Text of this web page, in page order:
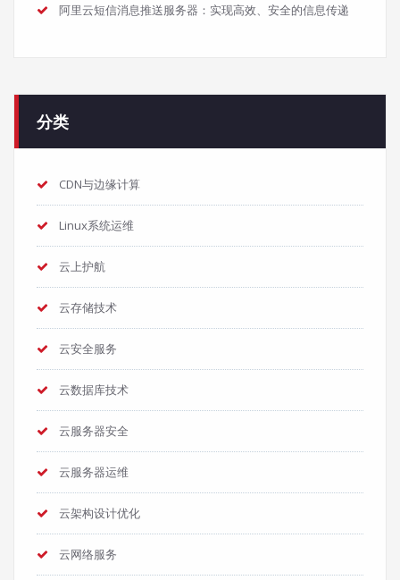
阿里云短信消息推送服务器：实现高效、安全的信息传递
分类
CDN与边缘计算
Linux系统运维
云上护航
云存储技术
云安全服务
云数据库技术
云服务器安全
云服务器运维
云架构设计优化
云网络服务